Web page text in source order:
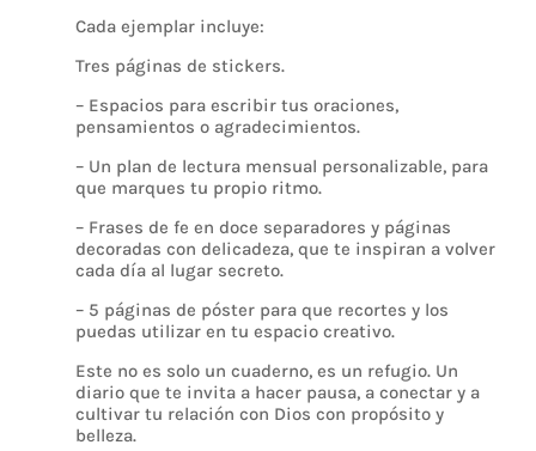
Cada ejemplar incluye:
Tres páginas de stickers.
– Espacios para escribir tus oraciones,
pensamientos o agradecimientos.
– Un plan de lectura mensual personalizable, para
que marques tu propio ritmo.
– Frases de fe en doce separadores y páginas
decoradas con delicadeza, que te inspiran a volver
cada día al lugar secreto.
– 5 páginas de póster para que recortes y los
puedas utilizar en tu espacio creativo.
Este no es solo un cuaderno, es un refugio. Un
diario que te invita a hacer pausa, a conectar y a
cultivar tu relación con Dios con propósito y
belleza.